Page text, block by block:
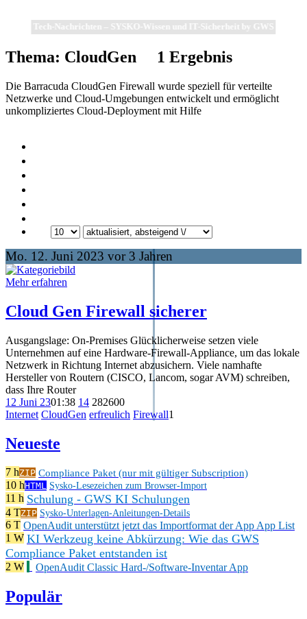
Tech-Nachrichten – SYSKO-Wissen und IT-Sicherheit by GWS
Thema: CloudGen 1 Ergebnis
Die Barracuda CloudGen Firewall wurde speziell für verteilte
Netzwerke und Cloud-Umgebungen entwickelt und ermöglicht
unkompliziertes Cloud-Deployment mit Hilfe
Mo. 12. Juni 2023 vor 3 Jahren
Mehr erfahren
Cloud Gen Firewall sicherer
Ausgangslage: On-Premises Glücklicherweise setzen viele
Unternehmen auf eine Hardware-Firewall-Appliance, um das lokale
Netzwerk in Richtung Internet abzusichern. Viele namhafte
Hersteller von Routern (CISCO, Lancom, sogar AVM) schreiben,
dass Ihre Router
12 Juni 2301:38 14 282600
Internet CloudGen erfreulich Firewall1
Neueste
7 hZIP Compliance Paket (nur mit gültiger Subscription)
10 hHTML Sysko-Lesezeichen zum Browser-Import
11 h Schulung - GWS KI Schulungen
4 TZIP Sysko-Unterlagen-Anleitungen-Details
6 T OpenAudit unterstützt jetzt das Importformat der App App List
1 W KI Werkzeug keine Abkürzung: Wie das GWS
Compliance Paket entstanden ist
2 W OpenAudit Classic Hard-/Software-Inventar App
Populär